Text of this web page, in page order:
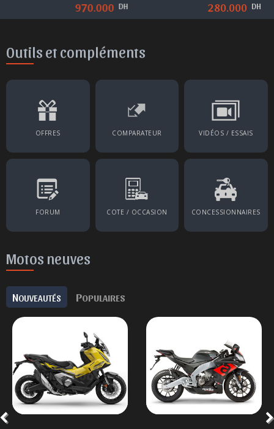
970.000 DH 280.000 DH
Outils et compléments
OFFRES COMPARATEUR VIDÉOS / ESSAIS
FORUM COTE / OCCASION CONCESSIONNAIRES
Motos neuves
NOUVEAUTÉS POPULAIRES